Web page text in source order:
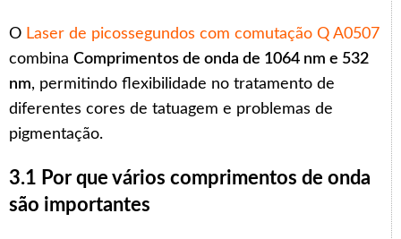
O Laser de picossegundos com comutação Q A0507
combina Comprimentos de onda de 1064 nm e 532
nm, permitindo flexibilidade no tratamento de
diferentes cores de tatuagem e problemas de
pigmentação.
3.1 Por que vários comprimentos de onda
são importantes